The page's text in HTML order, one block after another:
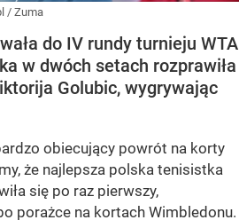
/ Zuma
do IV rundy turnieju WTA
w dwóch setach rozprawiła
Golubic, wygrywając
obiecujący powrót na korty
że najlepsza polska tenisistka
się po raz pierwszy,
porażce na kortach Wimbledonu.